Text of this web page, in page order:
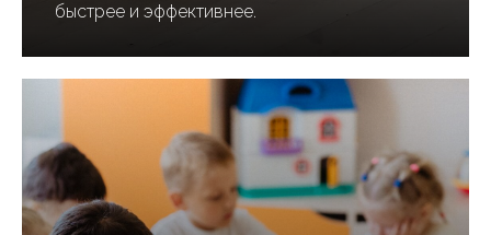
быстрее и эффективнее.